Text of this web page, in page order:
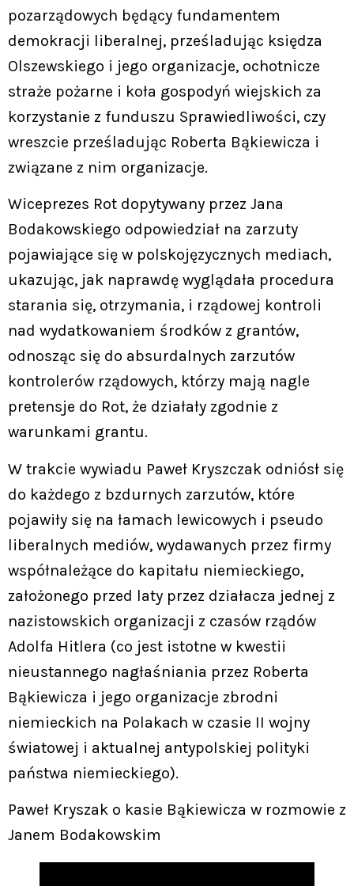
pozarządowych będący fundamentem
demokracji liberalnej, prześladując księdza
Olszewskiego i jego organizacje, ochotnicze
straże pożarne i koła gospodyń wiejskich za
korzystanie z funduszu Sprawiedliwości, czy
wreszcie prześladując Roberta Bąkiewicza i
związane z nim organizacje.
Wiceprezes Rot dopytywany przez Jana
Bodakowskiego odpowiedział na zarzuty
pojawiające się w polskojęzycznych mediach,
ukazując, jak naprawdę wyglądała procedura
starania się, otrzymania, i rządowej kontroli
nad wydatkowaniem środków z grantów,
odnosząc się do absurdalnych zarzutów
kontrolerów rządowych, którzy mają nagle
pretensje do Rot, że działały zgodnie z
warunkami grantu.
W trakcie wywiadu Paweł Kryszczak odniósł się
do każdego z bzdurnych zarzutów, które
pojawiły się na łamach lewicowych i pseudo
liberalnych mediów, wydawanych przez firmy
współnależące do kapitału niemieckiego,
założonego przed laty przez działacza jednej z
nazistowskich organizacji z czasów rządów
Adolfa Hitlera (co jest istotne w kwestii
nieustannego nagłaśniania przez Roberta
Bąkiewicza i jego organizacje zbrodni
niemieckich na Polakach w czasie II wojny
światowej i aktualnej antypolskiej polityki
państwa niemieckiego).
Paweł Kryszak o kasie Bąkiewicza w rozmowie z
Janem Bodakowskim